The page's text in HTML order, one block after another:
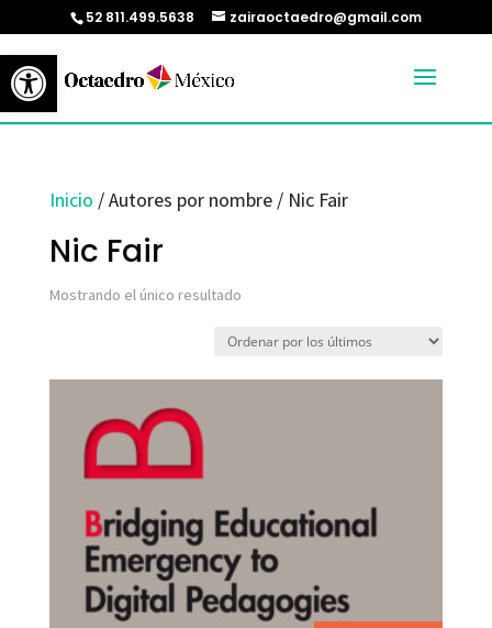
Abrir barra de herramientas
52 811.499.5638 zairaoctaedro@gmail.com
Inicio / Autores por nombre / Nic Fair
Nic Fair
Mostrando el único resultado